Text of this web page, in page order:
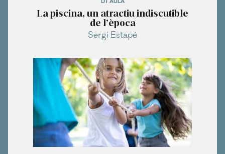
DT AULA
La piscina, un atractiu indiscutible
de l’època
Sergi Estapé